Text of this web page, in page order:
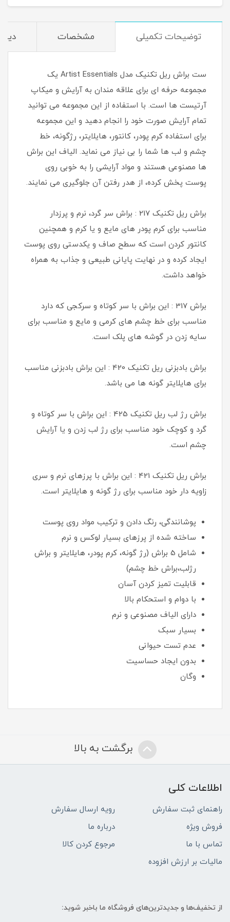
توضیحات تکمیلی مشخصات
ست براش ریل تکنیک مدل Artist Essentials یک
مجموعه حرفه ای برای علاقه مندان به آرایش و میکاپ
آرتیست ها است. با استفاده از این مجموعه می توانید
تمام آرایش صورت خود را انجام دهید و این مجموعه
برای استفاده کرم پودر، کانتور، هایلایتر، رژگونه، خط
چشم و لب ها شما را بی نیاز می نماید. الیاف این براش
ها مصنوعی هستند و مواد آرایشی را به خوبی روی
پوست پخش کرده، از هدر رفتن آن جلوگیری می نمایند.
براش ریل تکنیک 217 : براش سر گرد، نرم و پرزدار
مناسب برای کرم پودر های مایع و یا کرم و همچنین
کانتور کردن است که سطح صاف و یکدستی روی پوست
ایجاد کرده و در نهایت پایانی طبیعی و جذاب به همراه
خواهد داشت.
براش 317 : این براش با سر کوتاه و سرکجی که دارد
مناسب برای خط چشم های کرمی و مایع و مناسب برای
سایه زدن در گوشه های پلک است.
براش بادبزنی ریل تکنیک 420 : این براش بادبزنی مناسب
برای هایلایتر گونه ها می باشد.
براش رژ لب ریل تکنیک 425 : این براش با سر کوتاه و
گرد و کوچک خود مناسب برای رژ لب زدن و یا آرایش
چشم است.
براش ریل تکنیک 421 : این براش با پرزهای نرم و سری
زاویه دار خود مناسب برای رژ گونه و هایلایتر است.
پوشانندگی، رنگ دادن و ترکیب مواد روی پوست
ساخته شده از پرزهای بسیار لوکس و نرم
شامل 5 براش (رژ گونه، کرم پودر، هایلایتر و براش
رژلب،براش خط چشم)
قابلیت تمیز کردن آسان
با دوام و استحکام بالا
دارای الیاف مصنوعی و نرم
بسیار سبک
عدم تست حیوانی
بدون ایجاد حساسیت
وگان
برگشت به بالا
اطلاعات کلی
راهنمای ثبت سفارش
رویه ارسال سفارش
فروش ویژه
درباره ما
تماس با ما
مرجوع کردن کالا
مالیات بر ارزش افزوده
از تخفیف‌ها و جدیدترین‌های فروشگاه ما باخبر شوید: